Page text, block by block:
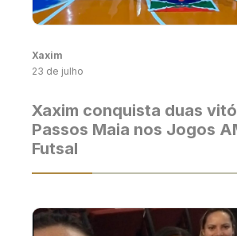
Xaxim
23 de julho
Xaxim conquista duas
Passos Maia nos Jogos
Futsal